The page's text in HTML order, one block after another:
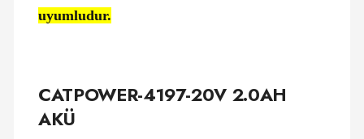
uyumludur.
CATPOWER-4197-20V 2.0AH
AKÜ